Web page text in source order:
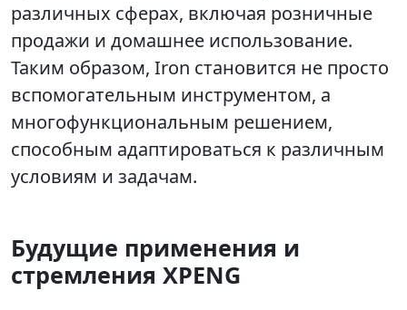
различных сферах, включая розничные
продажи и домашнее использование.
Таким образом, Iron становится не просто
вспомогательным инструментом, а
многофункциональным решением,
способным адаптироваться к различным
условиям и задачам.
Будущие применения и
стремления XPENG